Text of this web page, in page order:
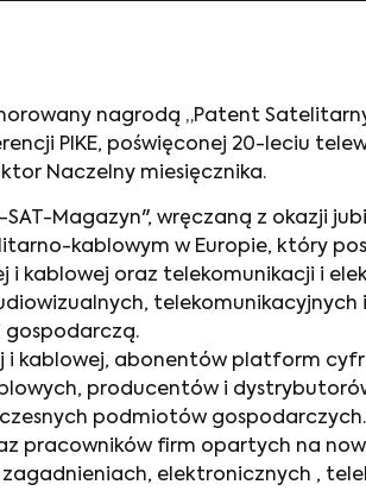
nagrodą „Patent
PIKE, poświęconej 20-leciu
Naczelny miesięcznika.
Magazyn", wręczaną z okazji
kablowym w Europie, który
kablowej oraz telekomunikacji i
gospodarczą.
i kablowej, abonentów platform
producentów i
podmiotów
pracowników firm opartych na
elektronicznych ,